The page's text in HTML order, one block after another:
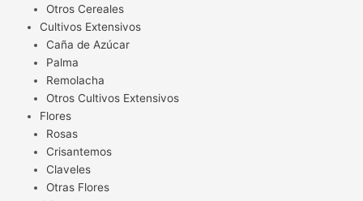
Otros Cereales
Cultivos Extensivos
Caña de Azúcar
Palma
Remolacha
Otros Cultivos Extensivos
Flores
Rosas
Crisantemos
Claveles
Otras Flores